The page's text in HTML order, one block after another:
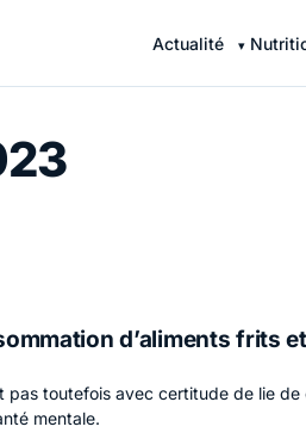
Actualité
d’aliments frits
pas toutefois avec certitude de lie de
mentale.